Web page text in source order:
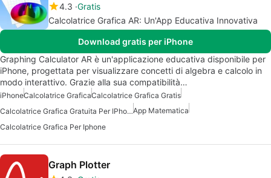
4.3 Gratis
Calcolatrice Grafica AR: Un'App Educativa Innovativa
Download gratis per iPhone
Graphing Calculator AR è un'applicazione educativa disponibile per
iPhone, progettata per visualizzare concetti di algebra e calcolo in
modo interattivo. Grazie alla sua compatibilità…
iPhoneCalcolatrice GraficaCalcolatrice Grafica Gratis
Calcolatrice Grafica Gratuita Per IPhoneApp Matematica
Calcolatrice Grafica Per Iphone
Graph Plotter